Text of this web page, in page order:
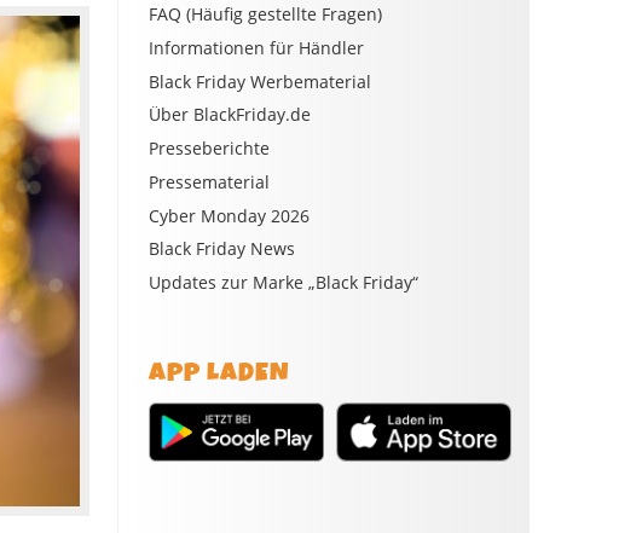
FAQ (Häufig gestellte Fragen)
Informationen für Händler
Black Friday Werbematerial
Über BlackFriday.de
Presseberichte
Pressematerial
Cyber Monday 2026
Black Friday News
Updates zur Marke „Black Friday“
APP LADEN